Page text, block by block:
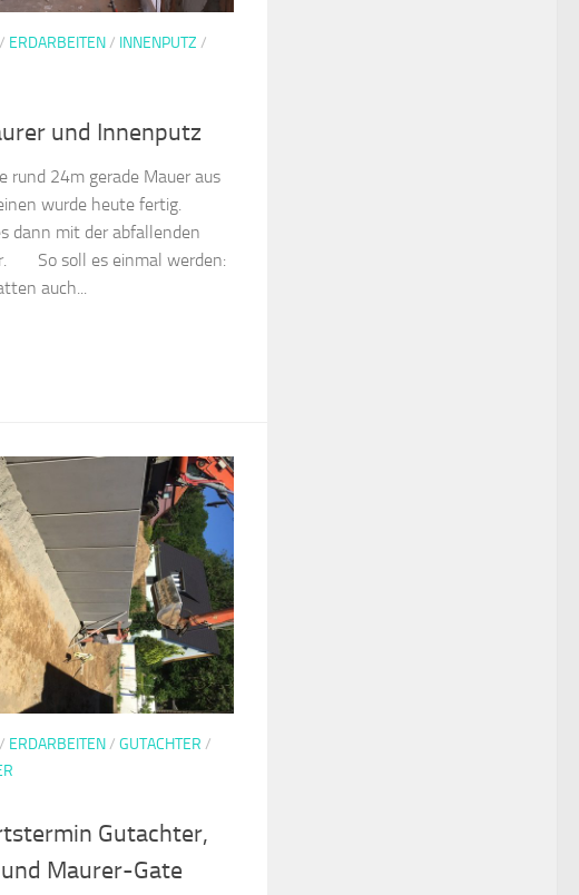
/ ERDARBEITEN/ INNENPUTZ /
und Innenputz
rund 24m gerade Mauer aus
wurde heute fertig.
dann mit der abfallenden
So soll es einmal werden:
auch...
/ ERDARBEITEN/ GUTACHTER /
Gutachter,
Maurer-Gate